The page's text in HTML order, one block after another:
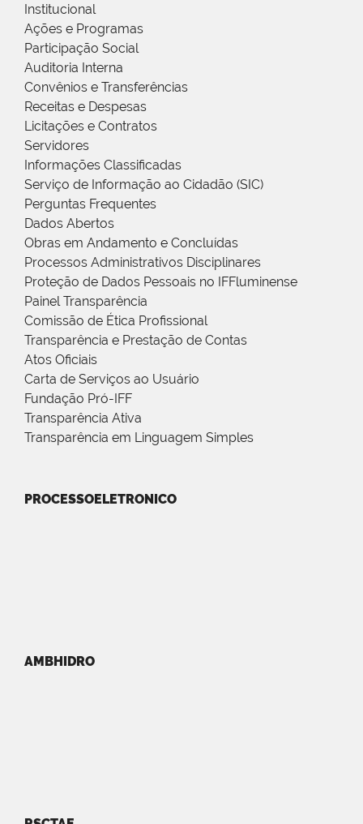
Institucional
Ações e Programas
Participação Social
Auditoria Interna
Convênios e Transferências
Receitas e Despesas
Licitações e Contratos
Servidores
Informações Classificadas
Serviço de Informação ao Cidadão (SIC)
Perguntas Frequentes
Dados Abertos
Obras em Andamento e Concluídas
Processos Administrativos Disciplinares
Proteção de Dados Pessoais no IFFluminense
Painel Transparência
Comissão de Ética Profissional
Transparência e Prestação de Contas
Atos Oficiais
Carta de Serviços ao Usuário
Fundação Pró-IFF
Transparência Ativa
Transparência em Linguagem Simples
PROCESSOELETRONICO
AMBHIDRO